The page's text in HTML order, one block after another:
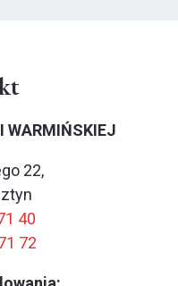
WARMIŃSKIEJ
22,
40
72